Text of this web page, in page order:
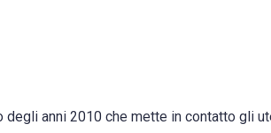
anni 2010 che mette in contatto gli